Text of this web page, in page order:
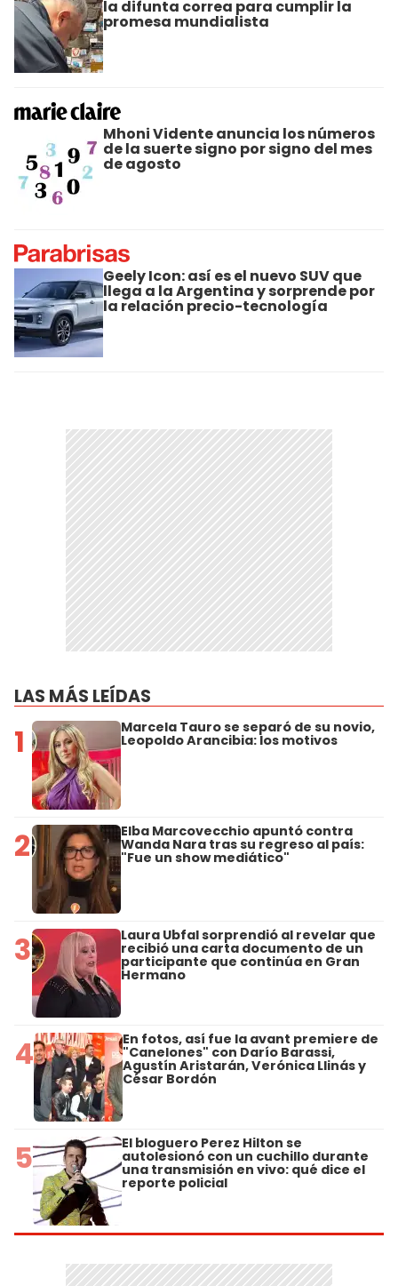
la difunta correa para cumplir la
promesa mundialista
Mhoni Vidente anuncia los números
de la suerte signo por signo del mes
de agosto
Geely Icon: así es el nuevo SUV que
llega a la Argentina y sorprende por
la relación precio-tecnología
LAS MÁS LEÍDAS
1 Marcela Tauro se separó de su novio,
Leopoldo Arancibia: los motivos
2 Elba Marcovecchio apuntó contra
Wanda Nara tras su regreso al país:
"Fue un show mediático"
3 Laura Ubfal sorprendió al revelar que
recibió una carta documento de un
participante que continúa en Gran
Hermano
4 En fotos, así fue la avant premiere de
"Canelones" con Darío Barassi,
Agustín Aristarán, Verónica Llinás y
César Bordón
5 El bloguero Perez Hilton se
autolesionó con un cuchillo durante
una transmisión en vivo: qué dice el
reporte policial